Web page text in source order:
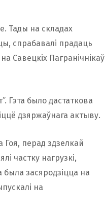
Тады на складах
спрабавалі прадаць
Савецкіх Пагранічнікаў
Гэта было дастаткова
дзяржаўнага актыву.
Гоя, перад здзелкай
частку нагрузкі,
засяродзіцца на
на